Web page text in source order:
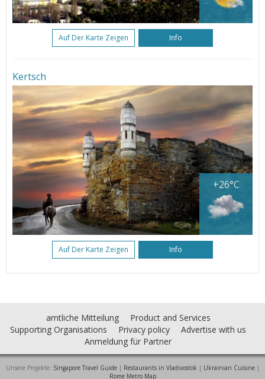
Auf Der Karte Zeigen Info
Kertsch
+26°C
Auf Der Karte Zeigen Info
amtliche Mitteilung
Product and Services
Supporting Organisations
Privacy policy
Advertise with us
Anmeldung für Partner
Unsere Projekte: Singapore Travel Guide| Restaurants in Vladivostok | Ukrainian Cuisine|
Rome Metro Map